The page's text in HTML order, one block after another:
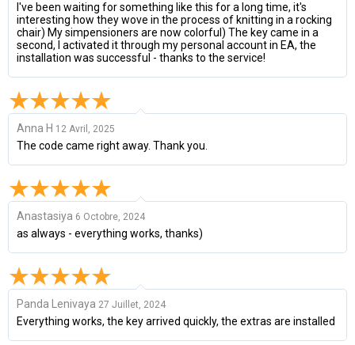
I've been waiting for something like this for a long time, it's
interesting how they wove in the process of knitting in a rocking
chair) My simpensioners are now colorful) The key came in a
second, I activated it through my personal account in EA, the
installation was successful - thanks to the service!
Anna H 12 Avril, 2025
The code came right away. Thank you.
Anastasiya 6 Octobre, 2024
as always - everything works, thanks)
Panda Lenivaya 27 Juillet, 2024
Everything works, the key arrived quickly, the extras are installed